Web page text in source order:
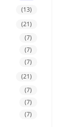
(13)
(21)
(7)
(7)
(7)
(21)
(7)
(7)
(7)